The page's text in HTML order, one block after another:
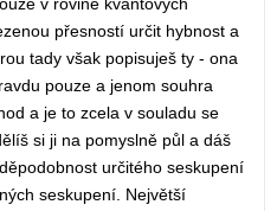
v rovině kvantových
přesností určit hybnost a
tady však popisuješ ty - ona
pouze a jenom souhra
a je to zcela v souladu se
si ji na pomyslně půl a dáš
určitého seskupení
seskupení. Největší